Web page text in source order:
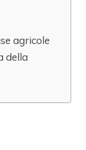
agricole
della